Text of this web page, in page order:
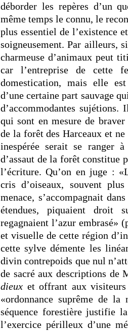
déborder les repères d’un
même temps le connu, le
plus essentiel de l’existence
soigneusement. Par ailleurs,
charmeuse d’animaux peut
car l’entreprise de cette
domestication, mais elle
d’une certaine part sauvage
d’accommodantes
qui sont en mesure de
de la forêt des Harceaux et
inespérée serait se ranger
d’assaut de la forêt constitue
l’écriture. Qu’on en juge :
cris d’oiseaux, souvent
menace, s’accompagnait
étendues, piquaient droit
regagnaient l’azur embrasé»
et visuelle de cette région
cette sylve démente les
divin contrepoids que nul
de sacré aux descriptions de
dieux et offrant aux visiteurs
«ordonnance suprême de la
séquence forestière justifie
l’exercice périlleux d’une